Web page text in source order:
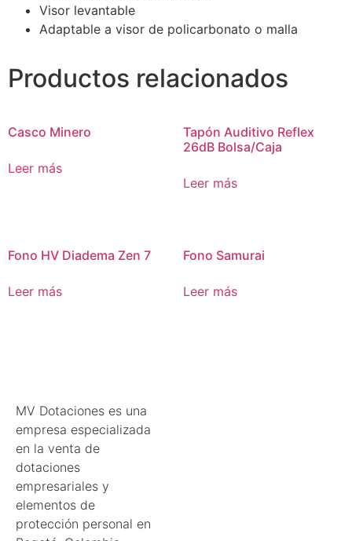
Visor levantable
Adaptable a visor de policarbonato o malla
Productos relacionados
Casco Minero
Leer más
Tapón Auditivo Reflex
26dB Bolsa/Caja
Leer más
Fono HV Diadema Zen 7
Leer más
Fono Samurai
Leer más
MV Dotaciones es una
empresa especializada
en la venta de
dotaciones
empresariales y
elementos de
protección personal en